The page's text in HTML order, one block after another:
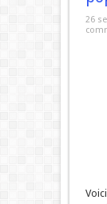
26